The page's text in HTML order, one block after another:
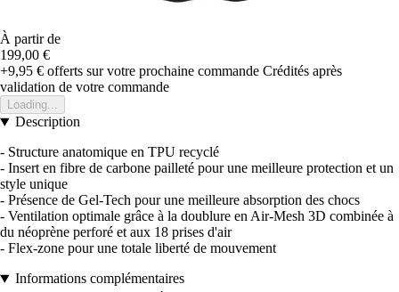
À partir de
199,00 €
+9,95 € offerts sur votre prochaine commande Crédités après
validation de votre commande
Loading...
Description
- Structure anatomique en TPU recyclé
- Insert en fibre de carbone pailleté pour une meilleure protection et un
style unique
- Présence de Gel-Tech pour une meilleure absorption des chocs
- Ventilation optimale grâce à la doublure en Air-Mesh 3D combinée à
du néoprène perforé et aux 18 prises d'air
- Flex-zone pour une totale liberté de mouvement
Informations complémentaires